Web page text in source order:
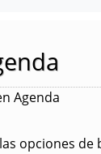
Agenda
opciones